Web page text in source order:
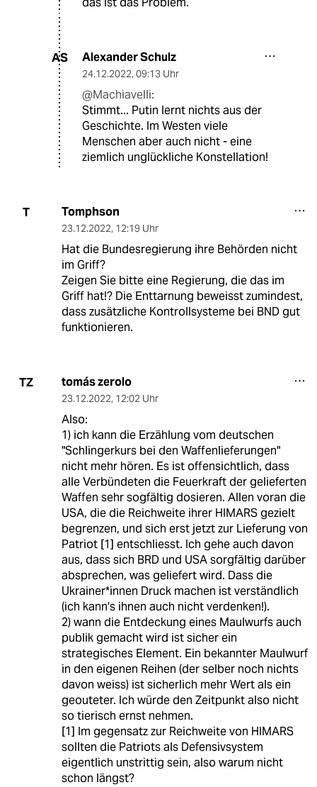
AS Alexander Schulz
24.12.2022, 09:13 Uhr
@Machiavelli:
Stimmt... Putin lernt nichts aus der
Geschichte. Im Westen viele
Menschen aber auch nicht - eine
ziemlich unglückliche Konstellation!
T Tomphson
23.12.2022, 12:19 Uhr
Hat die Bundesregierung ihre Behörden nicht
im Griff?
Zeigen Sie bitte eine Regierung, die das im
Griff hat!? Die Enttarnung beweisst zumindest,
dass zusätzliche Kontrollsysteme bei BND gut
funktionieren.
TZ tomás zerolo
23.12.2022, 12:02 Uhr
Also:
1) ich kann die Erzählung vom deutschen
"Schlingerkurs bei den Waffenlieferungen"
nicht mehr hören. Es ist offensichtlich, dass
alle Verbündeten die Feuerkraft der gelieferten
Waffen sehr sogfältig dosieren. Allen voran die
USA, die die Reichweite ihrer HIMARS gezielt
begrenzen, und sich erst jetzt zur Lieferung von
Patriot [1] entschliesst. Ich gehe auch davon
aus, dass sich BRD und USA sorgfältig darüber
absprechen, was geliefert wird. Dass die
Ukrainer*innen Druck machen ist verständlich
(ich kann's ihnen auch nicht verdenken!).
2) wann die Entdeckung eines Maulwurfs auch
publik gemacht wird ist sicher ein
strategisches Element. Ein bekannter Maulwurf
in den eigenen Reihen (der selber noch nichts
davon weiss) ist sicherlich mehr Wert als ein
geouteter. Ich würde den Zeitpunkt also nicht
so tierisch ernst nehmen.
[1] Im gegensatz zur Reichweite von HIMARS
sollten die Patriots als Defensivsystem
eigentlich unstrittig sein, also warum nicht
schon längst?